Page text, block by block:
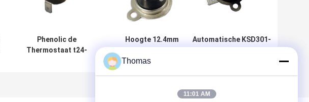
Phenolic de
Thermostaat t24-
Hoogte 12.4mm
Automatische t24-sr2-
TB Enige Enige Pool van
Automatische KSD301-
de Isolatieweerstand
Thomas
11:01 AM